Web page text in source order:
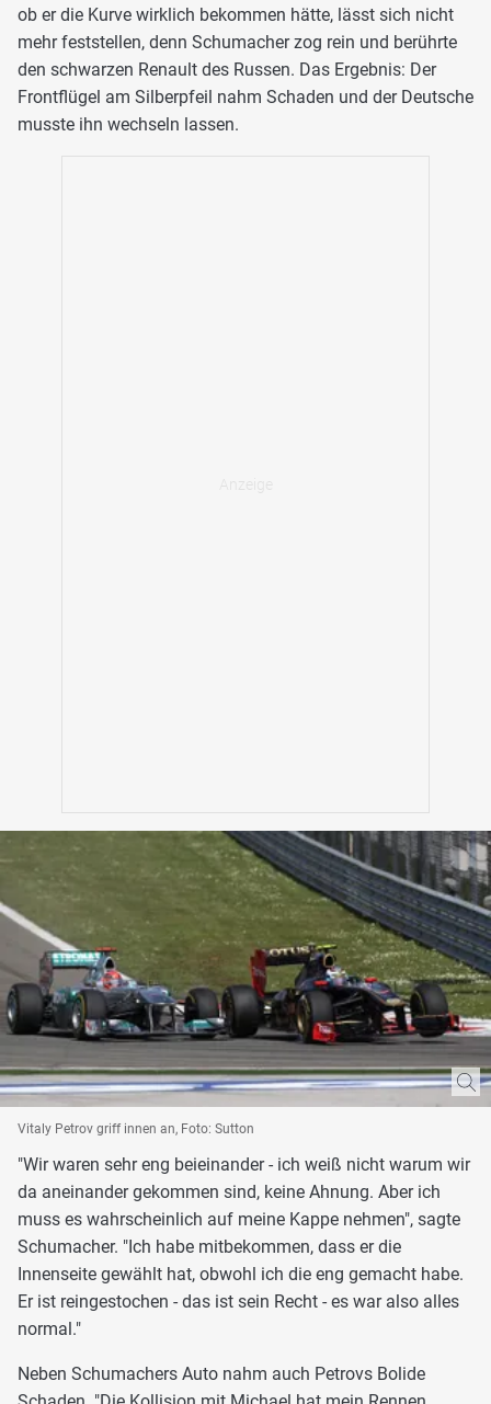
ob er die Kurve wirklich bekommen hätte, lässt sich nicht
mehr feststellen, denn Schumacher zog rein und berührte
den schwarzen Renault des Russen. Das Ergebnis: Der
Frontflügel am Silberpfeil nahm Schaden und der Deutsche
musste ihn wechseln lassen.
Vitaly Petrov griff innen an, Foto: Sutton
"Wir waren sehr eng beieinander - ich weiß nicht warum wir
da aneinander gekommen sind, keine Ahnung. Aber ich
muss es wahrscheinlich auf meine Kappe nehmen", sagte
Schumacher. "Ich habe mitbekommen, dass er die
Innenseite gewählt hat, obwohl ich die eng gemacht habe.
Er ist reingestochen - das ist sein Recht - es war also alles
normal."
Neben Schumachers Auto nahm auch Petrovs Bolide